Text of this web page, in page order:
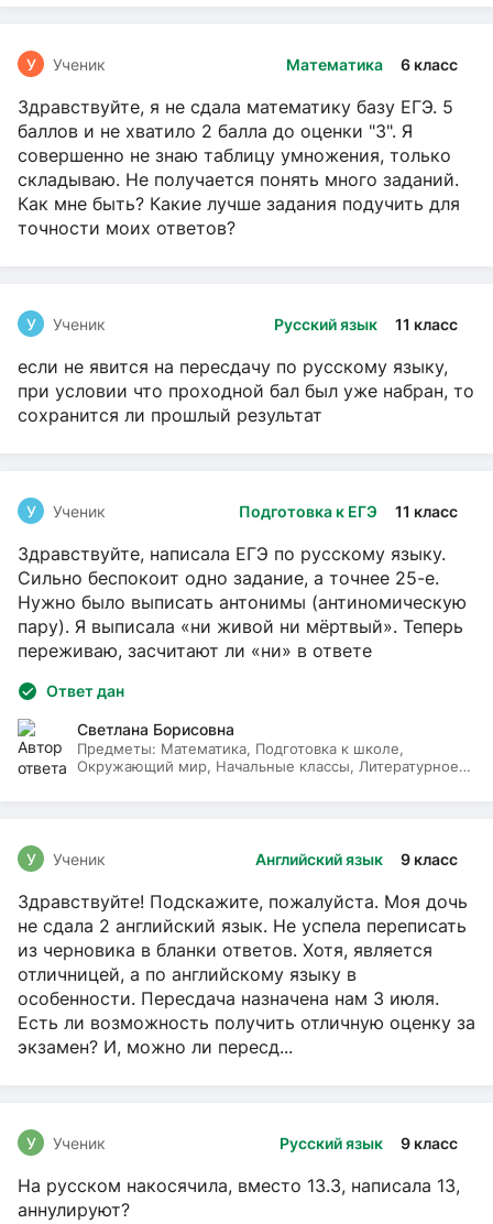
Математика 6 класс
У Ученик
Здравствуйте, я не сдала математику базу ЕГЭ. 5
баллов и не хватило 2 балла до оценки "3". Я
совершенно не знаю таблицу умножения, только
складываю. Не получается понять много заданий.
Как мне быть? Какие лучше задания подучить для
точности моих ответов?
Русский язык 11 класс
У Ученик
если не явится на пересдачу по русскому языку,
при условии что проходной бал был уже набран, то
сохранится ли прошлый результат
Подготовка к ЕГЭ 11 класс
У Ученик
Здравствуйте, написала ЕГЭ по русскому языку.
Сильно беспокоит одно задание, а точнее 25-е.
Нужно было выписать антонимы (антиномическую
пару). Я выписала «ни живой ни мёртвый». Теперь
переживаю, засчитают ли «ни» в ответе
Ответ дан
Светлана Борисовна
Предметы: Математика, Подготовка к школе,
Окружающий мир, Начальные классы, Литературное
Английский язык 9 класс
У Ученик
Здравствуйте! Подскажите, пожалуйста. Моя дочь
не сдала 2 английский язык. Не успела переписать
из черновика в бланки ответов. Хотя, является
отличницей, а по английскому языку в
особенности. Пересдача назначена нам 3 июля.
Есть ли возможность получить отличную оценку за
экзамен? И, можно ли пересд...
Русский язык 9 класс
У Ученик
На русском накосячила, вместо 13.3, написала 13,
аннулируют?